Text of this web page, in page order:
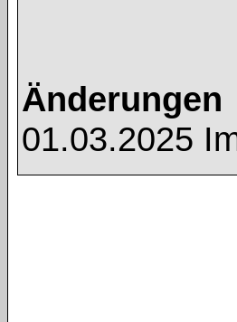
Änderungen
01.03.2025